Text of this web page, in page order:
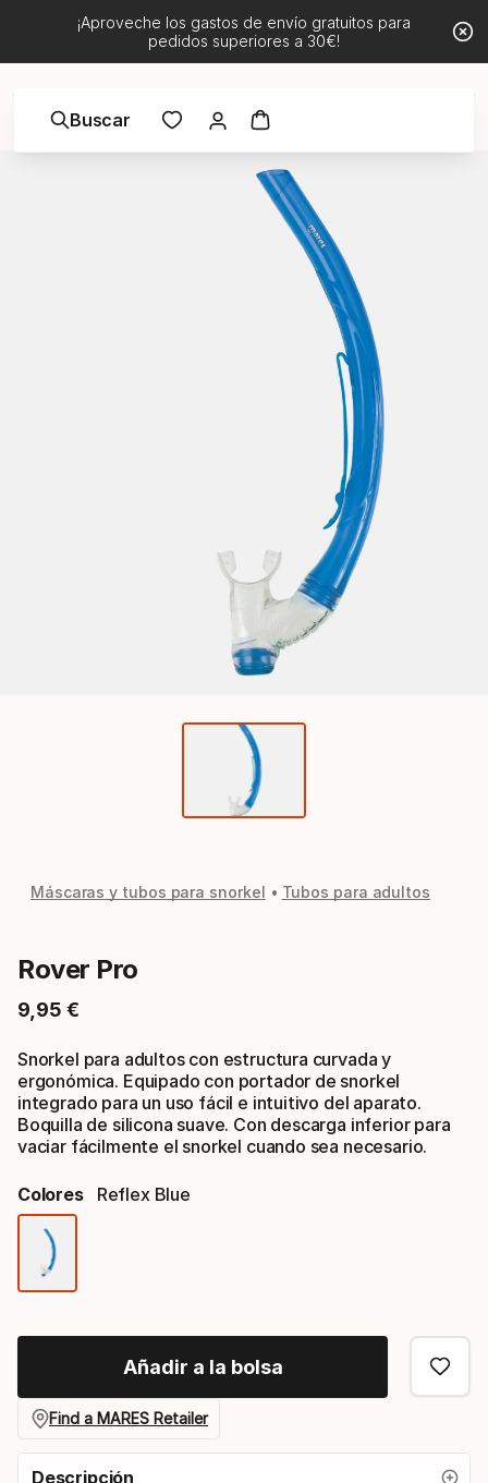
¡Aproveche los gastos de envío gratuitos para
pedidos superiores a 30€!
Buscar
Máscaras y tubos para snorkel Tubos para adultos
Rover Pro
9 95 €
Precio final
Snorkel para adultos con estructura curvada y
ergonómica. Equipado con portador de snorkel
integrado para un uso fácil e intuitivo del aparato.
Boquilla de silicona suave. Con descarga inferior para
vaciar fácilmente el snorkel cuando sea necesario.
Colores Reflex Blue
color
Añadir a la bolsa
Find a MARES Retailer
Descripción